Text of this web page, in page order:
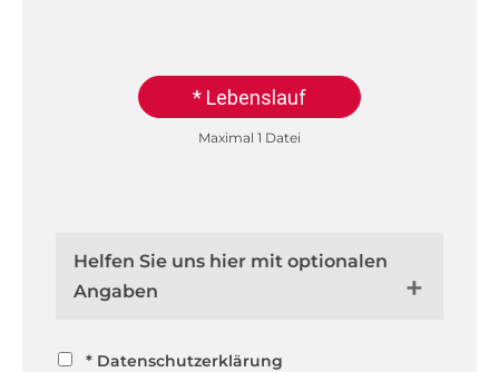
* Lebenslauf
Maximal 1 Datei
Helfen Sie uns hier mit optionalen
Angaben
* Datenschutzerklärung